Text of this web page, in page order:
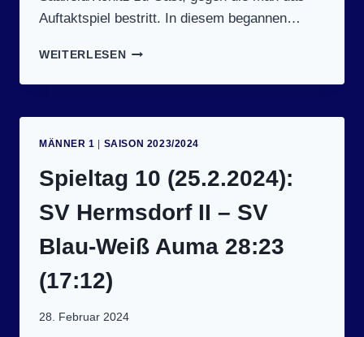
Auftaktspiel bestritt. In diesem begannen…
WEITERLESENTURNIER
(25.2.2024)
MÄNNER 1 SAISON 2023/2024
Spieltag 10 (25.2.2024):
SV Hermsdorf II – SV
Blau-Weiß Auma 28:23
(17:12)
28. Februar 2024